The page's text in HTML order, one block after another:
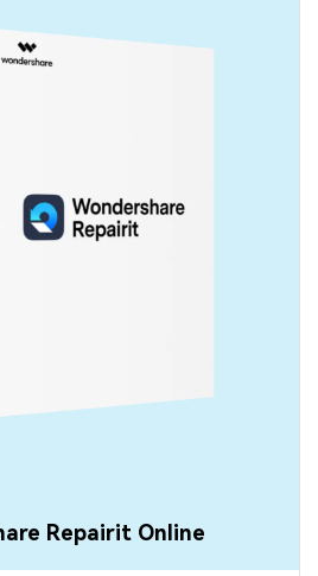
Repairit Online